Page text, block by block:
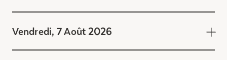
Vendredi, 7 Août 2026